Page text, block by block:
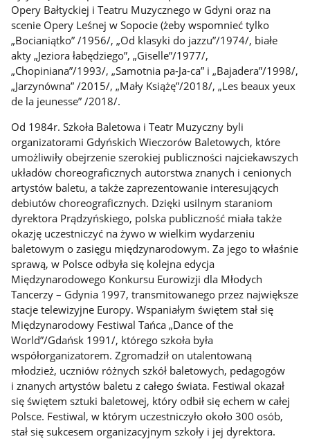
Opery Bałtyckiej i Teatru Muzycznego w Gdyni oraz na
scenie Opery Leśnej w Sopocie (żeby wspomnieć tylko
„Bocianiątko” /1956/, „Od klasyki do jazzu”/1974/, białe
akty „Jeziora łabędziego”, „Giselle”/1977/,
„Chopiniana”/1993/, „Samotnia pa-Ja-ca” i „Bajadera”/1998/,
„Jarzynówna” /2015/, „Mały Książę”/2018/, „Les beaux yeux
de la jeunesse” /2018/.
Od 1984r. Szkoła Baletowa i Teatr Muzyczny byli
organizatorami Gdyńskich Wieczorów Baletowych, które
umożliwiły obejrzenie szerokiej publiczności najciekawszych
układów choreograficznych autorstwa znanych i cenionych
artystów baletu, a także zaprezentowanie interesujących
debiutów choreograficznych. Dzięki usilnym staraniom
dyrektora Prądzyńskiego, polska publiczność miała także
okazję uczestniczyć na żywo w wielkim wydarzeniu
baletowym o zasięgu międzynarodowym. Za jego to właśnie
sprawą, w Polsce odbyła się kolejna edycja
Międzynarodowego Konkursu Eurowizji dla Młodych
Tancerzy – Gdynia 1997, transmitowanego przez największe
stacje telewizyjne Europy. Wspaniałym świętem stał się
Międzynarodowy Festiwal Tańca „Dance of the
World”/Gdańsk 1991/, którego szkoła była
współorganizatorem. Zgromadził on utalentowaną
młodzież, uczniów różnych szkół baletowych, pedagogów
i znanych artystów baletu z całego świata. Festiwal okazał
się świętem sztuki baletowej, który odbił się echem w całej
Polsce. Festiwal, w którym uczestniczyło około 300 osób,
stał się sukcesem organizacyjnym szkoły i jej dyrektora.